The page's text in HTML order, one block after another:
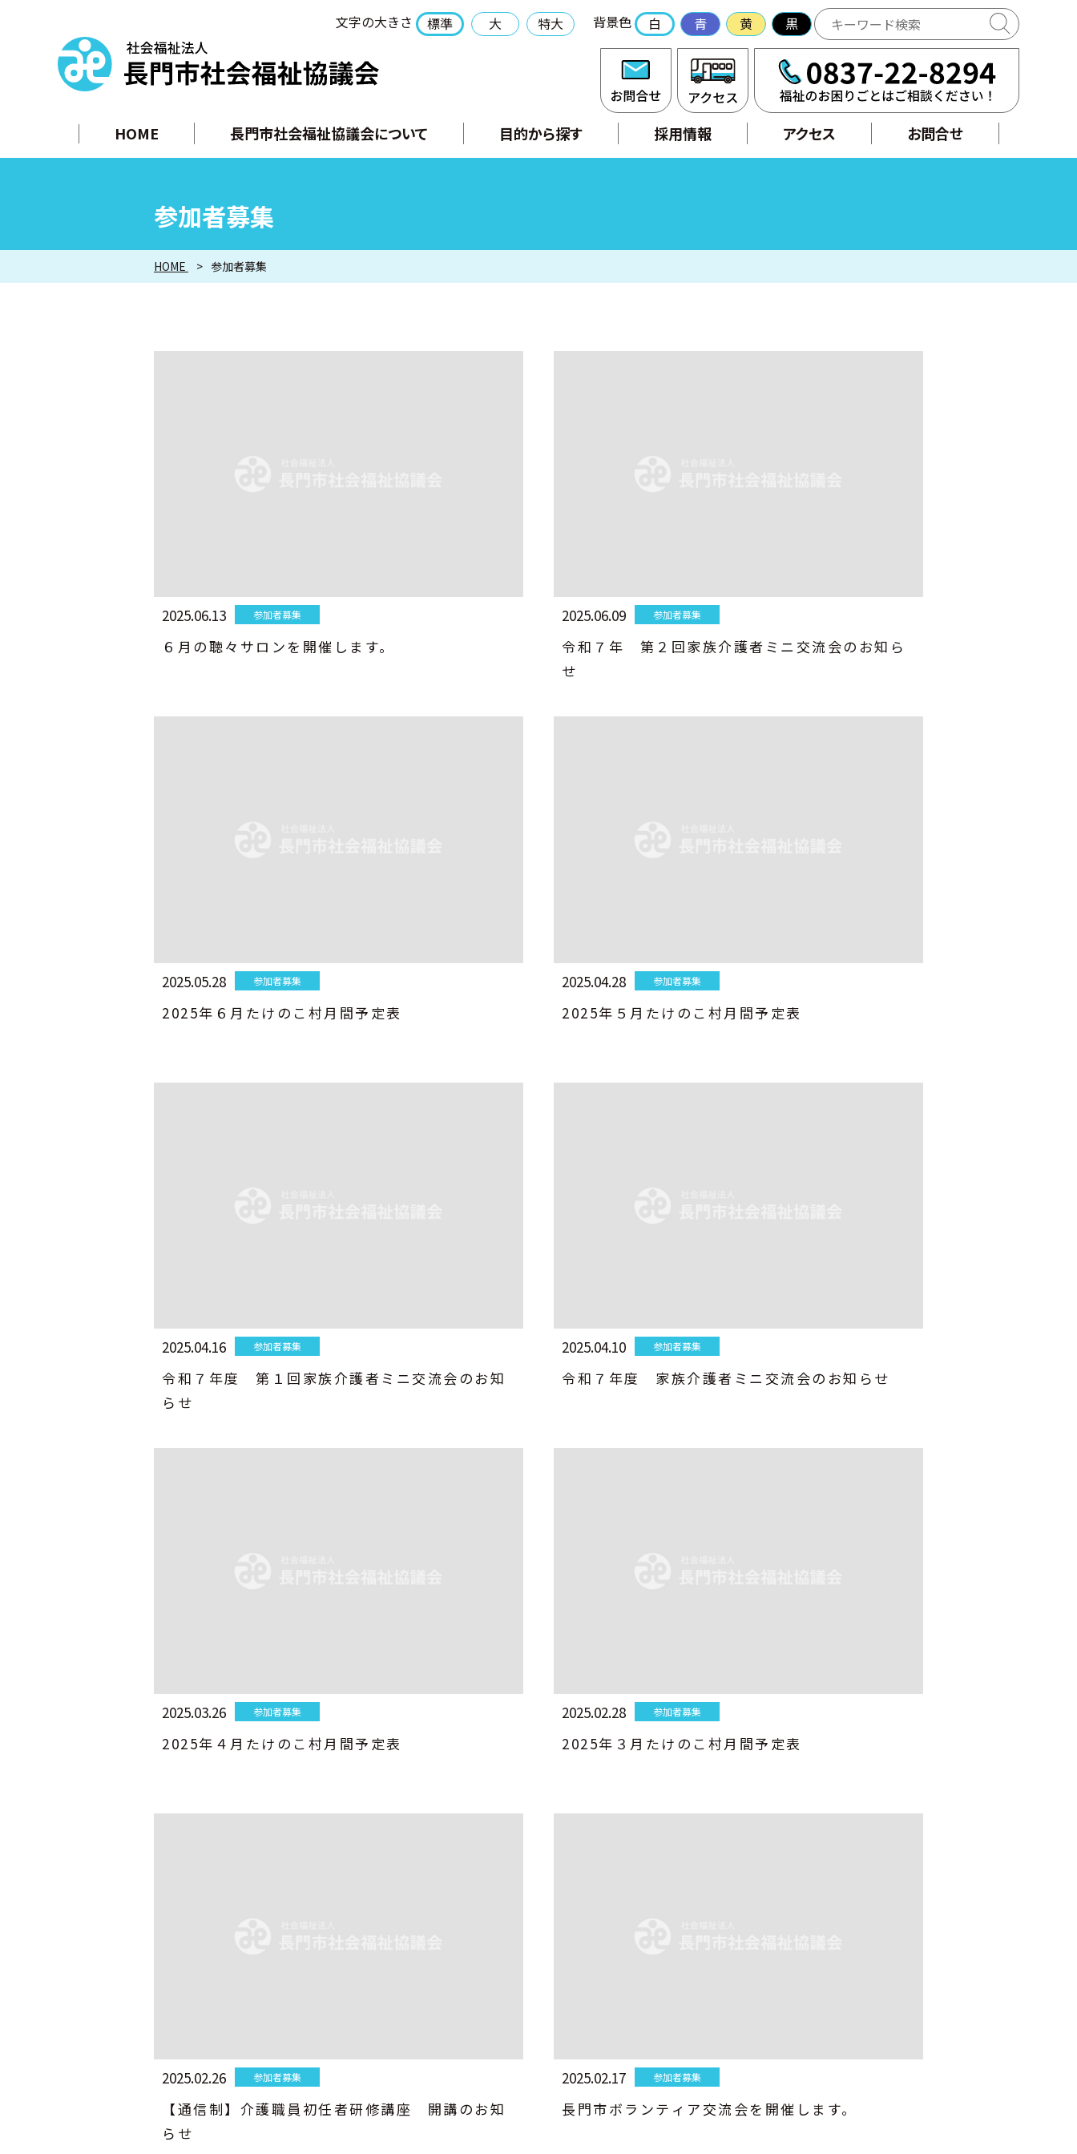
社会福祉法人 長門市社会福祉協議会
文字の大きさ 標準 大 特大 背景色 白 青 黄 黒
お問合せ アクセス
HOME 長門市社会福祉協議会について 目的から探す 採用情報 アクセス お問合せ
参加者募集
HOME 参加者募集
2025.06.13 参加者募集
６月の聴々サロンを開催します。
2025.06.09 参加者募集
令和７年 第２回家族介護者ミニ交流会のお知ら
せ
2025.05.28 参加者募集
2025年６月たけのこ村月間予定表
2025.04.28 参加者募集
2025年５月たけのこ村月間予定表
2025.04.16 参加者募集
令和７年度 第１回家族介護者ミニ交流会のお知
らせ
2025.04.10 参加者募集
令和７年度 家族介護者ミニ交流会のお知らせ
2025.03.26 参加者募集
2025年４月たけのこ村月間予定表
2025.02.28 参加者募集
2025年３月たけのこ村月間予定表
2025.02.26 参加者募集
【通信制】介護職員初任者研修講座 開講のお知
らせ
2025.02.17 参加者募集
長門市ボランティア交流会を開催します。